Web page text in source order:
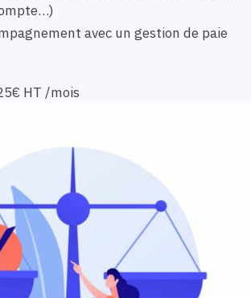
avec un gestion de paie
HT /mois